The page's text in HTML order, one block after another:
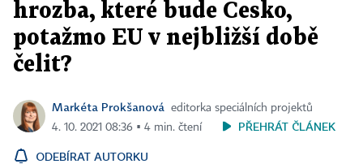
hrozba, které bude Česko,
potažmo EU v nejbližší době
čelit?
Markéta Prokšanová
editorka speciálních projektů
4. 10. 2021 08:36 ▪ 4 min. čtení
PŘEHRÁT ČLÁNEK
ODEBÍRAT AUTORKU